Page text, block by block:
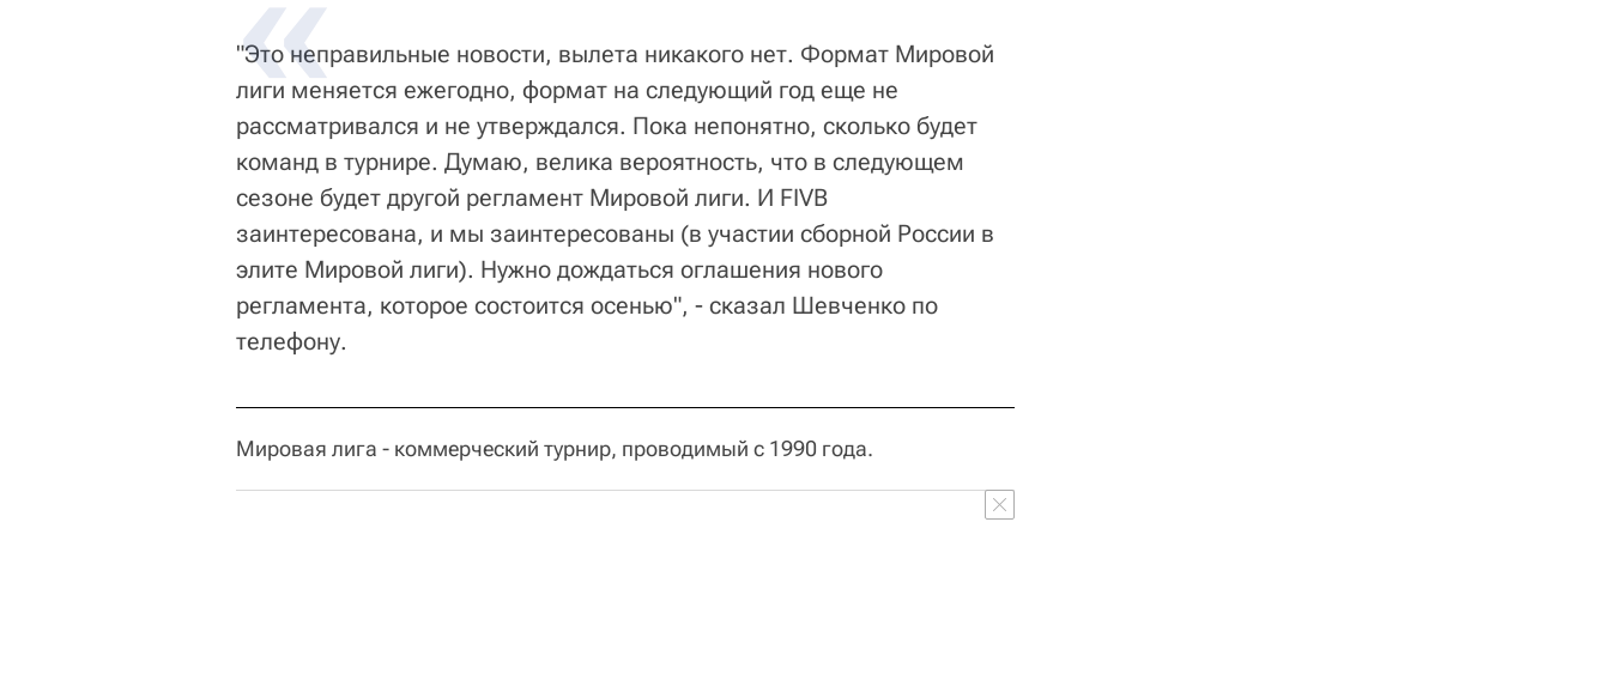
"Это неправильные новости, вылета никакого нет. Формат Мировой
лиги меняется ежегодно, формат на следующий год еще не
рассматривался и не утверждался. Пока непонятно, сколько будет
команд в турнире. Думаю, велика вероятность, что в следующем
сезоне будет другой регламент Мировой лиги. И FIVB
заинтересована, и мы заинтересованы (в участии сборной России в
элите Мировой лиги). Нужно дождаться оглашения нового
регламента, которое состоится осенью", - сказал Шевченко по
телефону.
Мировая лига - коммерческий турнир, проводимый с 1990 года.